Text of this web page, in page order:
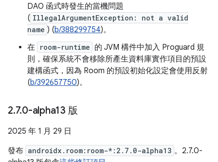
DAO 函式時發生的當機問題
( IllegalArgumentException: not a valid
name ) (b/388299754)。
在 room-runtime 的 JVM 構件中加入 Proguard 規
則，確保系統不會移除所產生資料庫實作項目的預設
建構函式，因為 Room 的預設初始化設定會使用反射
(b/392657750)。
2.7.0-alpha13 版
2025 年 1 月 29 日
發布 androidx.room:room-*:2.7.0-alpha13 。2.7.0-